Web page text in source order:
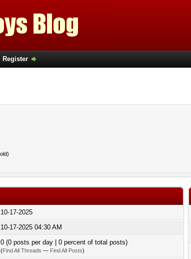
Register
10-17-2025
10-17-2025 04:30 AM
0 (0 posts per day | 0 percent of total posts)
(Find All Threads — Find All Posts)